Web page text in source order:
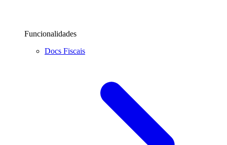
Funcionalidades
Docs Fiscais